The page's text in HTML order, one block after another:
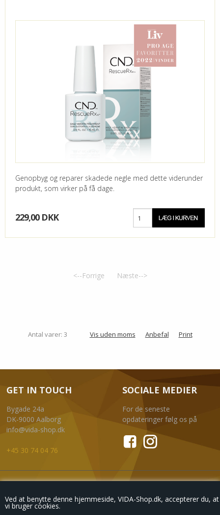
Ved at benytte denne hjemmeside, VIDA-Shop.dk, accepterer du, at
vi bruger cookies.
Genopbyg og reparer skadede negle med dette viderunder
produkt, som virker på få dage.
229,00 DKK
<--Forrige Næste-->
Antal varer: 3 Vis uden moms Anbefal Print
GET IN TOUCH
Bygade 24a
DK-9000 Aalborg
info@vida-shop.dk
+45 30 74 04 76
SOCIALE MEDIER
For de seneste
opdateringer følg os på